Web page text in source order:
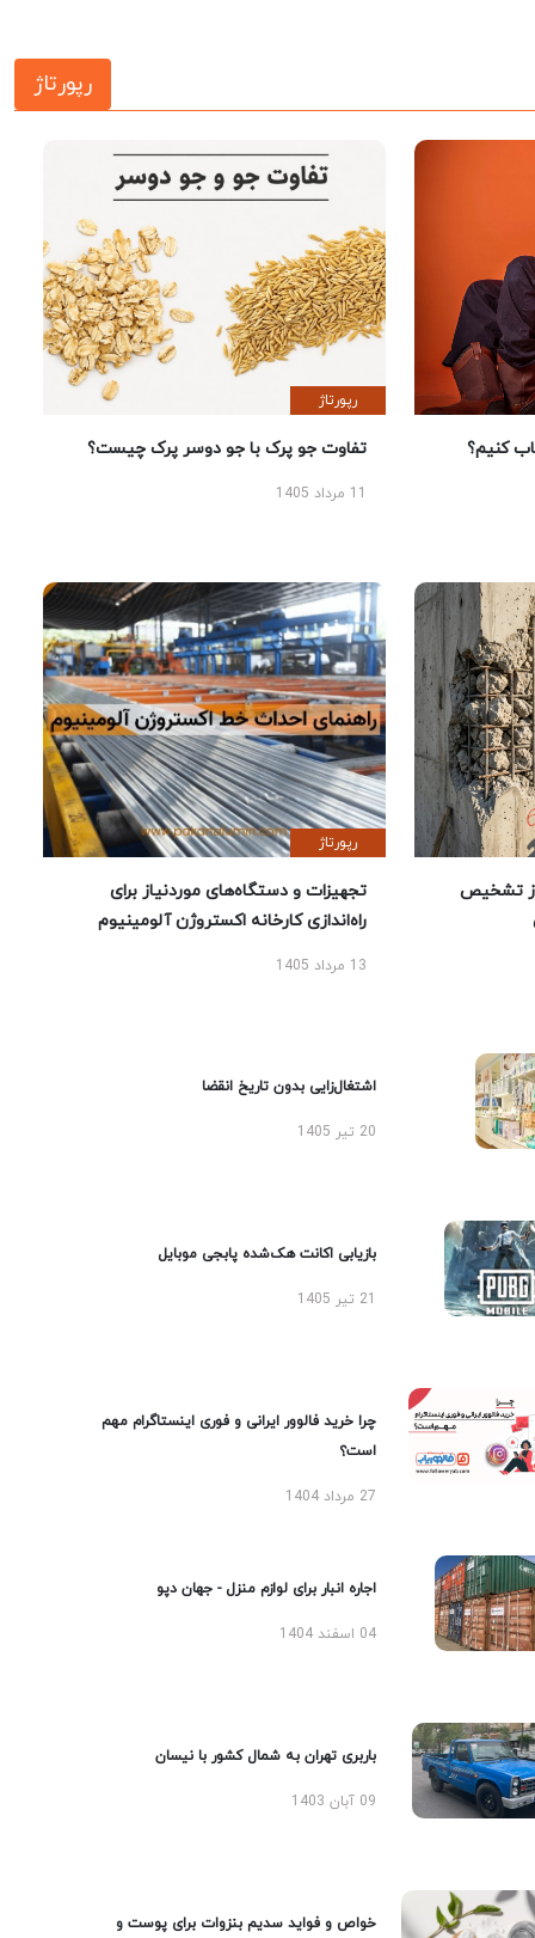
رپورتاژ
کنیم؟
رپورتاژ
تفاوت جو پرک با جو دوسر پرک چیست؟
تشخیص
رپورتاژ
تجهیزات و دستگاه‌های موردنیاز برای
راه‌اندازی کارخانه اکستروژن آلومینیوم
13 مرداد 1405
اشتغال‌زایی بدون تاریخ انقضا
20 تیر 1405
بازیابی اکانت هک‌شده پابجی موبایل
چرا خرید فالوور ایرانی و فوری اینستاگرام مهم
است؟
27 مرداد 1404
اجاره انبار برای لوازم منزل - جهان دپو
04 اسفند 1404
باربری تهران به شمال کشور با نیسان
09 آبان 1403
خواص و فواید سدیم بنزوات برای پوست و